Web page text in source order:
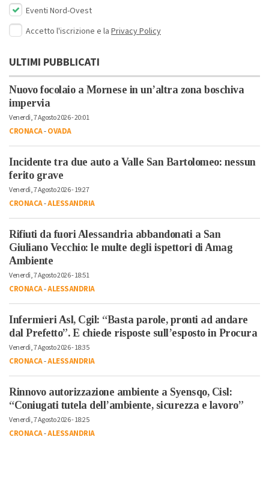
Eventi Nord-Ovest
Accetto l'iscrizione e la Privacy Policy
ULTIMI PUBBLICATI
Nuovo focolaio a Mornese in un’altra zona boschiva
impervia
Venerdì, 7 Agosto 2026 - 20:01
CRONACA-OVADA
Incidente tra due auto a Valle San Bartolomeo: nessun
ferito grave
Venerdì, 7 Agosto 2026 - 19:27
CRONACA-ALESSANDRIA
Rifiuti da fuori Alessandria abbandonati a San
Giuliano Vecchio: le multe degli ispettori di Amag
Ambiente
Venerdì, 7 Agosto 2026 - 18:51
CRONACA-ALESSANDRIA
Infermieri Asl, Cgil: “Basta parole, pronti ad andare
dal Prefetto”. E chiede risposte sull’esposto in Procura
Venerdì, 7 Agosto 2026 - 18:35
CRONACA-ALESSANDRIA
Rinnovo autorizzazione ambiente a Syensqo, Cisl:
“Coniugati tutela dell’ambiente, sicurezza e lavoro”
Venerdì, 7 Agosto 2026 - 18:25
CRONACA-ALESSANDRIA